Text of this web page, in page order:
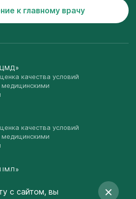
к главному врачу
ЦМД»
качества условий
медицинскими
качества условий
медицинскими
ЦМД»
с сайтом, вы